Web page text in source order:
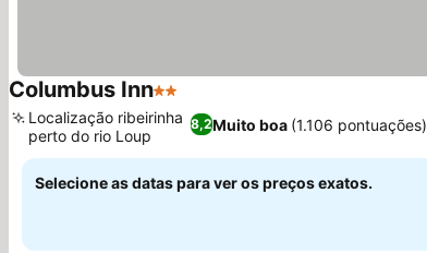
Columbus Inn2 Estrelas
8,2Muito boa (1.106 pontuações)
Localização ribeirinha
perto do rio Loup
Selecione as datas para ver os preços exatos.